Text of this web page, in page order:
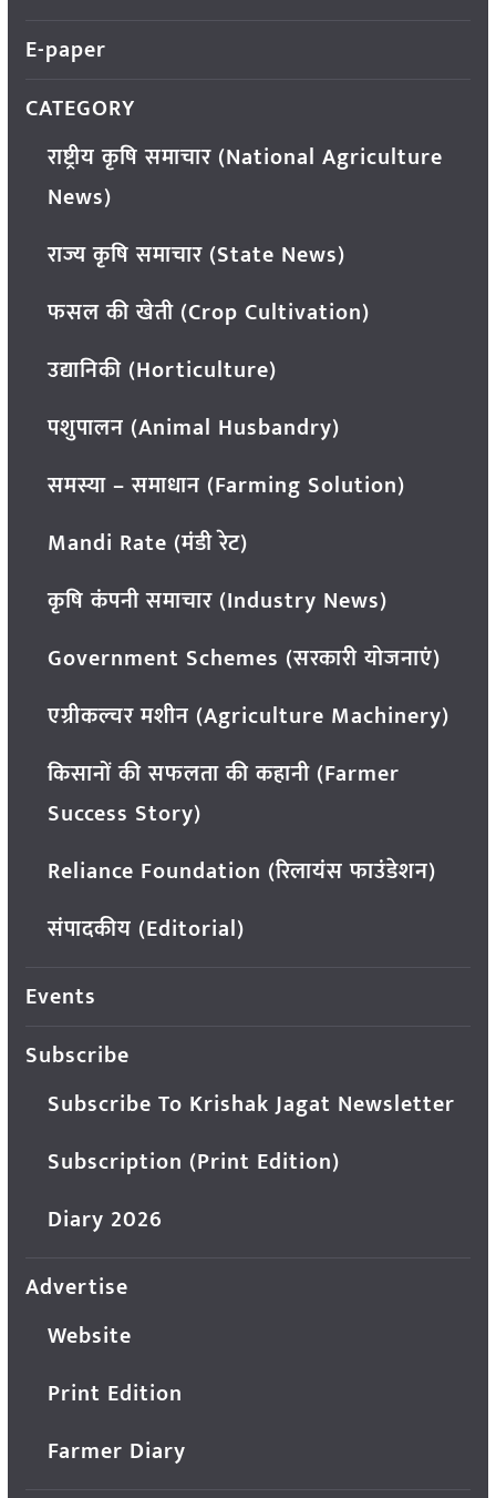
E-paper
CATEGORY
राष्ट्रीय कृषि समाचार (National Agriculture
News)
राज्य कृषि समाचार (State News)
फसल की खेती (Crop Cultivation)
उद्यानिकी (Horticulture)
पशुपालन (Animal Husbandry)
समस्या – समाधान (Farming Solution)
Mandi Rate (मंडी रेट)
कृषि कंपनी समाचार (Industry News)
Government Schemes (सरकारी योजनाएं)
एग्रीकल्चर मशीन (Agriculture Machinery)
किसानों की सफलता की कहानी (Farmer
Success Story)
Reliance Foundation (रिलायंस फाउंडेशन)
संपादकीय (Editorial)
Events
Subscribe
Subscribe To Krishak Jagat Newsletter
Subscription (Print Edition)
Diary 2026
Advertise
Website
Print Edition
Farmer Diary